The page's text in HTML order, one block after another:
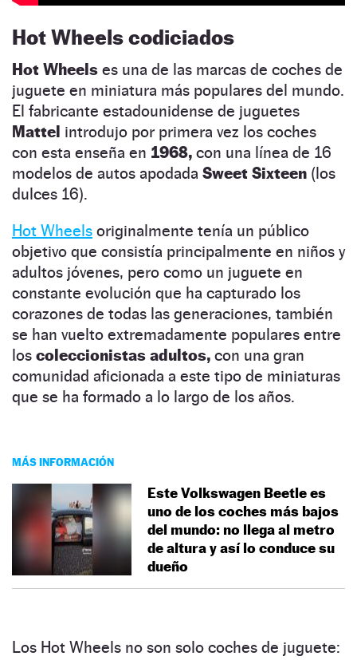
Hot Wheels codiciados
Hot Wheels es una de las marcas de coches de
juguete en miniatura más populares del mundo.
El fabricante estadounidense de juguetes
Mattel introdujo por primera vez los coches
con esta enseña en 1968, con una línea de 16
modelos de autos apodada Sweet Sixteen (los
dulces 16).
Hot Wheels originalmente tenía un público
objetivo que consistía principalmente en niños y
adultos jóvenes, pero como un juguete en
constante evolución que ha capturado los
corazones de todas las generaciones, también
se han vuelto extremadamente populares entre
los coleccionistas adultos, con una gran
comunidad aficionada a este tipo de miniaturas
que se ha formado a lo largo de los años.
MÁS INFORMACIÓN
Este Volkswagen Beetle es
uno de los coches más bajos
del mundo: no llega al metro
de altura y así lo conduce su
dueño
Los Hot Wheels no son solo coches de juguete: